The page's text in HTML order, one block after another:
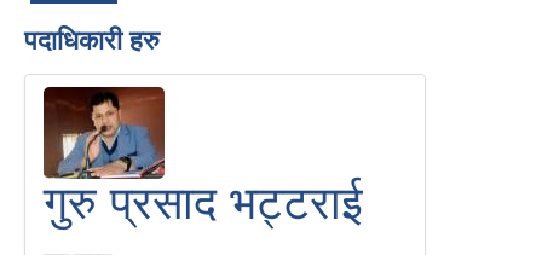
पदाधिकारी हरु
गुरु प्रसाद भट्टराई